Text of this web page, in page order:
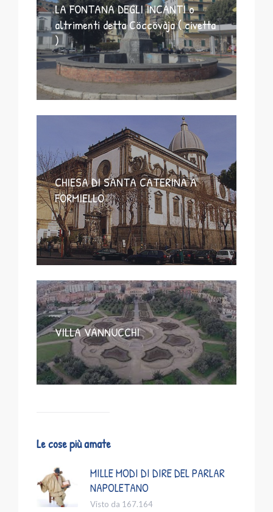
LA FONTANA DEGLI INCANTI o
altrimenti detta Cöccövàja ( civetta
)
CHIESA DI SANTA CATERINA A
FORMIELLO
VILLA VANNUCCHI
Le cose più amate
MILLE MODI DI DIRE DEL PARLAR
NAPOLETANO
Visto da 167.164